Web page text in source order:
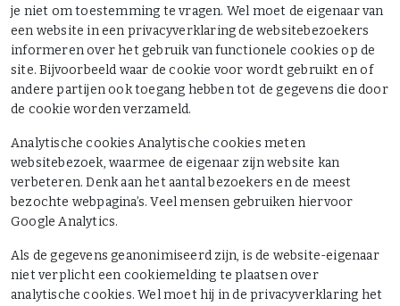
je niet om toestemming te vragen. Wel moet de eigenaar van
een website in een privacyverklaring de websitebezoekers
informeren over het gebruik van functionele cookies op de
site. Bijvoorbeeld waar de cookie voor wordt gebruikt en of
andere partijen ook toegang hebben tot de gegevens die door
de cookie worden verzameld.
Analytische cookies Analytische cookies meten
websitebezoek, waarmee de eigenaar zijn website kan
verbeteren. Denk aan het aantal bezoekers en de meest
bezochte webpagina’s. Veel mensen gebruiken hiervoor
Google Analytics.
Als de gegevens geanonimiseerd zijn, is de website-eigenaar
niet verplicht een cookiemelding te plaatsen over
analytische cookies. Wel moet hij in de privacyverklaring het